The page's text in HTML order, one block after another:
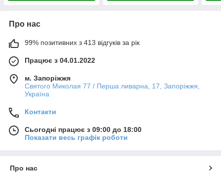
Про нас
99% позитивних з 413 відгуків за рік
Працює з 04.01.2022
м. Запоріжжя
Святого Миколая 77 / Перша ливарна, 17, Запоріжжя,
Україна
Контакти
Сьогодні працює з 09:00 до 18:00
Показати весь графік роботи
Про нас